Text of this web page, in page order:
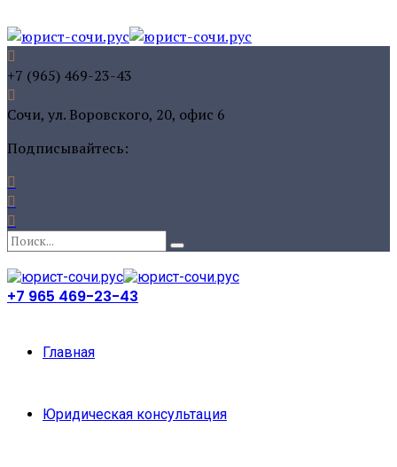
+7 (965) 469-23-43
Сочи, ул. Воровского, 20, офис 6
Подписывайтесь:
+7 965 469-23-43
Главная
Юридическая консультация